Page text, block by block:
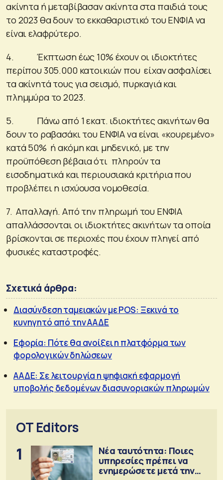
ακίνητα ή μεταβίβασαν ακίνητα στα παιδιά τους
το 2023 θα δουν το εκκαθαριστικό του ΕΝΦΙΑ να
είναι ελαφρύτερο.
4. Έκπτωση έως 10% έχουν οι ιδιοκτήτες
περίπου 305.000 κατοικιών που είχαν ασφαλίσει
τα ακίνητά τους για σεισμό, πυρκαγιά και
πλημμύρα το 2023.
5. Πάνω από 1 εκατ. ιδιοκτήτες ακινήτων θα
δουν το ραβασάκι του ΕΝΦΙΑ να είναι «κουρεμένο»
κατά 50% ή ακόμη και μηδενικό, με την
προϋπόθεση βέβαια ότι πληρούν τα
εισοδηματικά και περιουσιακά κριτήρια που
προβλέπει η ισχύουσα νομοθεσία.
7. Απαλλαγή. Από την πληρωμή του ΕΝΦΙΑ
απαλλάσσονται οι ιδιοκτήτες ακινήτων τα οποία
βρίσκονται σε περιοχές που έχουν πληγεί από
φυσικές καταστροφές.
Σχετικά άρθρα:
Διασύνδεση ταμειακών με POS: Ξεκινά το
κυνηγητό από την ΑΑΔΕ
Εφορία: Πότε θα ανοίξει η πλατφόρμα των
φορολογικών δηλώσεων
ΑΑΔΕ: Σε λειτουργία η ψηφιακή εφαρμογή
υποβολής δεδομένων διασυνοριακών πληρωμών
OT Editors
1
Νέα ταυτότητα: Ποιες
υπηρεσίες πρέπει να
ενημερώσετε μετά την